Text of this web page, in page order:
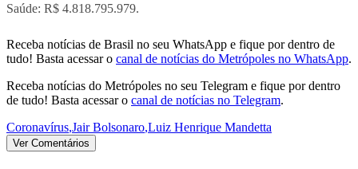
Saúde: R$ 4.818.795.979.
Receba notícias de Brasil no seu WhatsApp e fique por dentro de
tudo! Basta acessar o canal de notícias do Metrópoles no WhatsApp.
Receba notícias do Metrópoles no seu Telegram e fique por dentro
de tudo! Basta acessar o canal de notícias no Telegram.
Coronavírus,Jair Bolsonaro,Luiz Henrique Mandetta
Ver Comentários